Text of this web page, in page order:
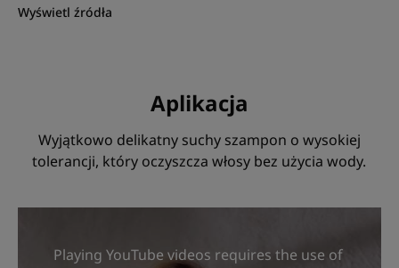
sebum w ciągu 2 minut.
• Stylizuje : prawdziwe odświeżenie i sekret piękna,
nasz Suchy szampon z mleczkiem z owsa ułatwia
wykonanie każdej fryzury i zapewnia długotrwałe
utrwalenie.
Wyświetl źródła
Aplikacja
Wyjątkowo delikatny suchy szampon o wysokiej
tolerancji, który oczyszcza włosy bez użycia wody.
Playing YouTube videos requires the use of